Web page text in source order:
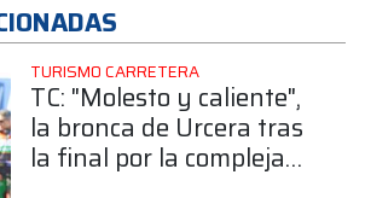
TURISMO CARRETERA
TC: "Molesto y caliente",
la bronca de Urcera tras
la final por la compleja